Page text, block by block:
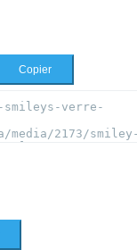
Copier